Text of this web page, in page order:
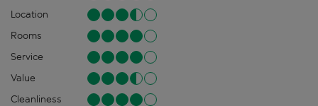
Location
Rooms
Service
Value
Cleanliness